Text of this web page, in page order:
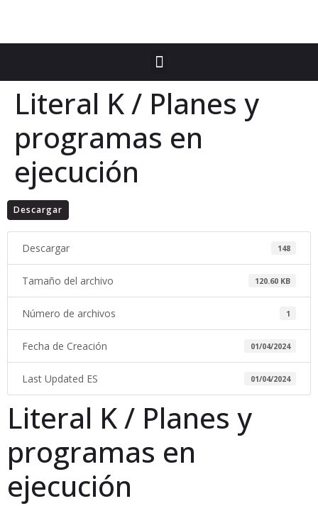
Literal K / Planes y
programas en
ejecución
Descargar
Descargar 148
Tamaño del archivo 120.60 KB
Número de archivos 1
Fecha de Creación 01/04/2024
Last Updated ES 01/04/2024
Literal K / Planes y
programas en
ejecución